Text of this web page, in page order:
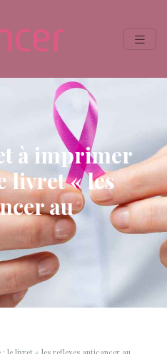
à imprimer
livret « les
au